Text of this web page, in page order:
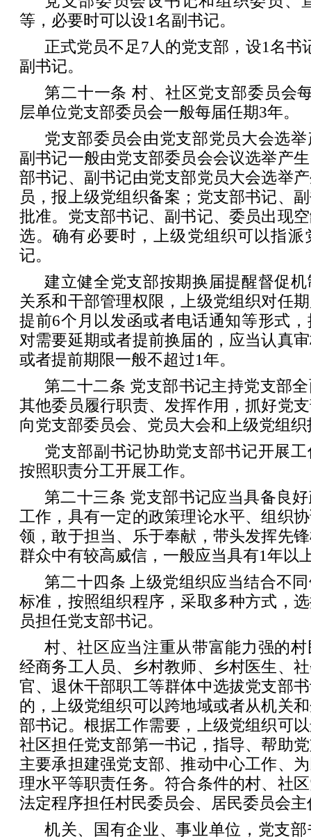
等，必要时可以设1名副书记。
正式党员不足7人的党支部，设1名书
副书记。
第二十一条 村、社区党支部委员会
层单位党支部委员会一般每届任期3年。
党支部委员会由党支部党员大会选
副书记一般由党支部委员会会议选举产
部书记、副书记由党支部党员大会选举
员，报上级党组织备案；党支部书记、
批准。党支部书记、副书记、委员出现
选。确有必要时，上级党组织可以指派
记。
建立健全党支部按期换届提醒督促
关系和干部管理权限，上级党组织对任
提前6个月以发函或者电话通知等形式
对需要延期或者提前换届的，应当认真
或者提前期限一般不超过1年。
第二十二条 党支部书记主持党支部
其他委员履行职责、发挥作用，抓好党
向党支部委员会、党员大会和上级党组
党支部副书记协助党支部书记开展
按照职责分工开展工作。
第二十三条 党支部书记应当具备良
工作，具有一定的政策理论水平、组织
领，敢于担当、乐于奉献，带头发挥先
群众中有较高威信，一般应当具有1年以
第二十四条 上级党组织应当结合不
标准，按照组织程序，采取多种方式，
员担任党支部书记。
村、社区应当注重从带富能力强的
经商务工人员、乡村教师、乡村医生、
官、退休干部职工等群体中选拔党支部
的，上级党组织可以跨地域或者从机关
部书记。根据工作需要，上级党组织可
社区担任党支部第一书记，指导、帮助
主要承担建强党支部、推动中心工作、
理水平等职责任务。符合条件的村、社
法定程序担任村民委员会、居民委员会主
机关、国有企业、事业单位，党支